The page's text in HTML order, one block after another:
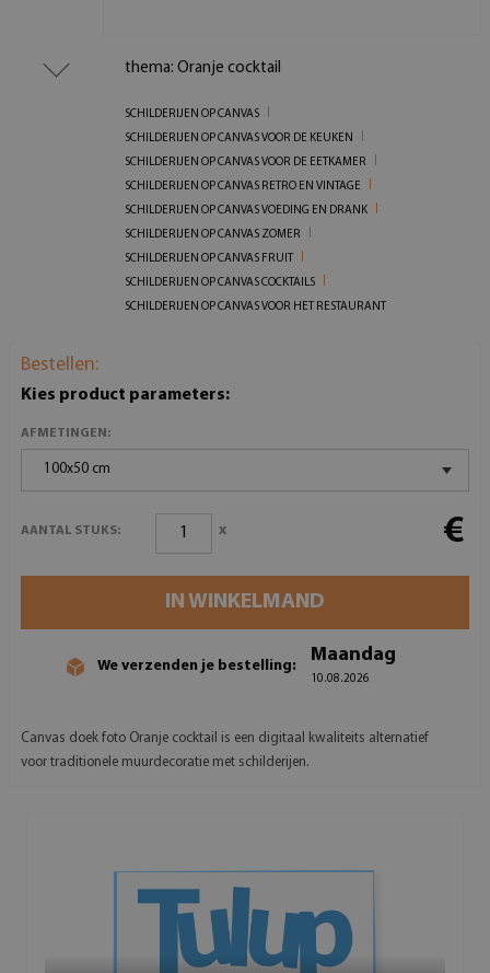
thema: Oranje cocktail
SCHILDERIJEN OP CANVAS
SCHILDERIJEN OP CANVAS VOOR DE KEUKEN
SCHILDERIJEN OP CANVAS VOOR DE EETKAMER
SCHILDERIJEN OP CANVAS RETRO EN VINTAGE
SCHILDERIJEN OP CANVAS VOEDING EN DRANK
SCHILDERIJEN OP CANVAS ZOMER
SCHILDERIJEN OP CANVAS FRUIT
SCHILDERIJEN OP CANVAS COCKTAILS
SCHILDERIJEN OP CANVAS VOOR HET RESTAURANT
Bestellen:
Kies product parameters:
AFMETINGEN:
100x50 cm
AANTAL STUKS: x €
IN WINKELMAND
We verzenden je bestelling:
Maandag
10.08.2026
Canvas doek foto Oranje cocktail is een digitaal kwaliteits alternatief
voor traditionele muurdecoratie met schilderijen.